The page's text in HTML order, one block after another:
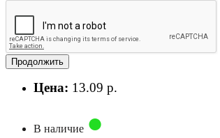
Продолжить
Цена: 13.09 р.
В наличие